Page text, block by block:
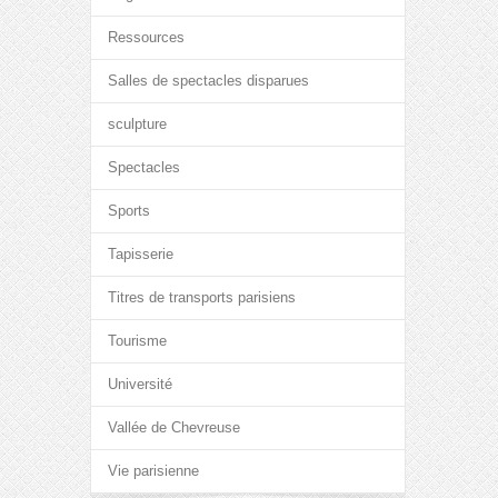
Ressources
Salles de spectacles disparues
sculpture
Spectacles
Sports
Tapisserie
Titres de transports parisiens
Tourisme
Université
Vallée de Chevreuse
Vie parisienne